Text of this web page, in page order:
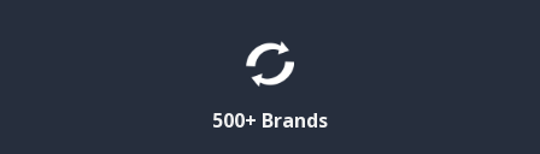
500+ Brands